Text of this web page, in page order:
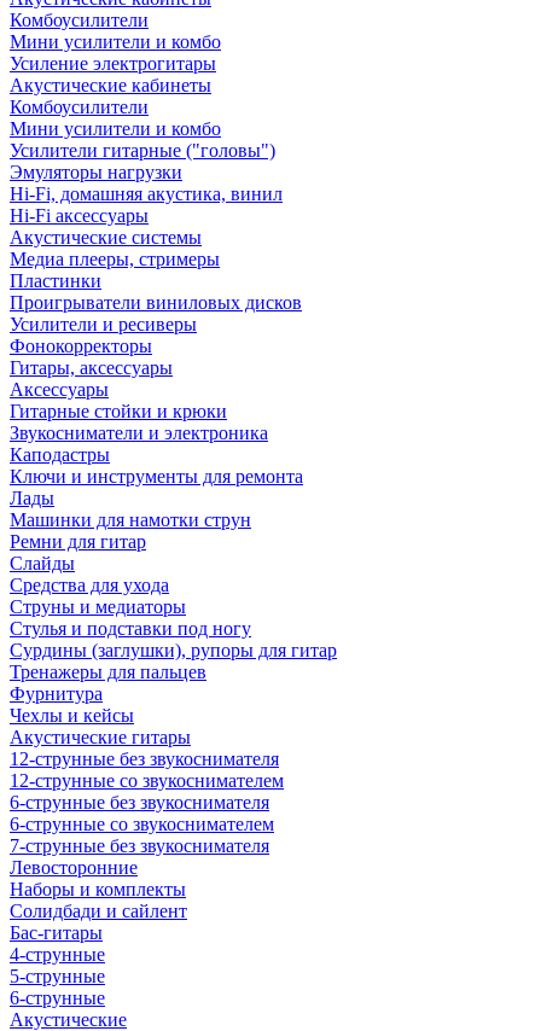
Комбоусилители
Мини усилители и комбо
Усиление электрогитары
Акустические кабинеты
Комбоусилители
Мини усилители и комбо
Усилители гитарные ("головы")
Эмуляторы нагрузки
Hi-Fi, домашняя акустика, винил
Hi-Fi аксессуары
Акустические системы
Медиа плееры, стримеры
Пластинки
Проигрыватели виниловых дисков
Усилители и ресиверы
Фонокорректоры
Гитары, аксессуары
Аксессуары
Гитарные стойки и крюки
Звукосниматели и электроника
Каподастры
Ключи и инструменты для ремонта
Лады
Машинки для намотки струн
Ремни для гитар
Слайды
Средства для ухода
Струны и медиаторы
Стулья и подставки под ногу
Сурдины (заглушки), рупоры для гитар
Тренажеры для пальцев
Фурнитура
Чехлы и кейсы
Акустические гитары
12-струнные без звукоснимателя
12-струнные со звукоснимателем
6-струнные без звукоснимателя
6-струнные со звукоснимателем
7-струнные без звукоснимателя
Левосторонние
Наборы и комплекты
Солидбади и сайлент
Бас-гитары
4-струнные
5-струнные
6-струнные
Акустические